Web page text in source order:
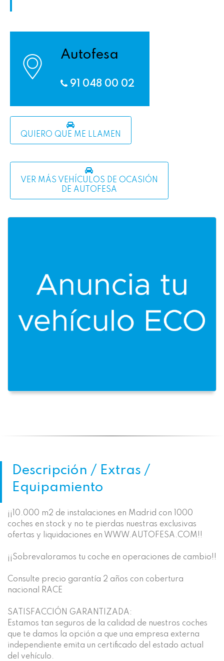
Autofesa
91 048 00 02
QUIERO QUE ME LLAMEN
VER MÁS VEHÍCULOS DE OCASIÓN
DE AUTOFESA
Descripción / Extras /
Equipamiento
¡¡10.000 m2 de instalaciones en Madrid con 1000
coches en stock y no te pierdas nuestras exclusivas
ofertas y liquidaciones en WWW.AUTOFESA.COM!!
¡¡Sobrevaloramos tu coche en operaciones de cambio!!
Consulte precio garantía 2 años con cobertura
nacional RACE
SATISFACCIÓN GARANTIZADA:
Estamos tan seguros de la calidad de nuestros coches
que te damos la opción a que una empresa externa
independiente emita un certificado del estado actual
del vehículo.